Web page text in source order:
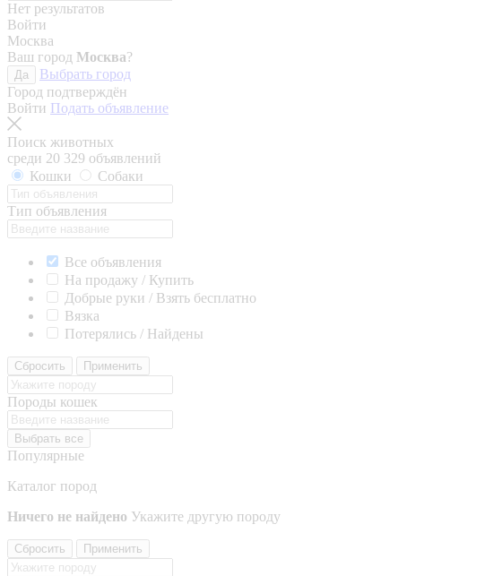
Нет результатов
Войти
Москва
Ваш город Москва?
Да
Выбрать город
Город подтверждён
Войти Подать объявление
Поиск животных
среди 20 329 объявлений
Кошки
Собаки
Тип объявления
Все объявления
На продажу / Купить
Добрые руки / Взять бесплатно
Вязка
Потерялись / Найдены
Сбросить Применить
Породы кошек
Выбрать все
Популярные
Каталог пород
Ничего не найдено Укажите другую породу
Сбросить Применить